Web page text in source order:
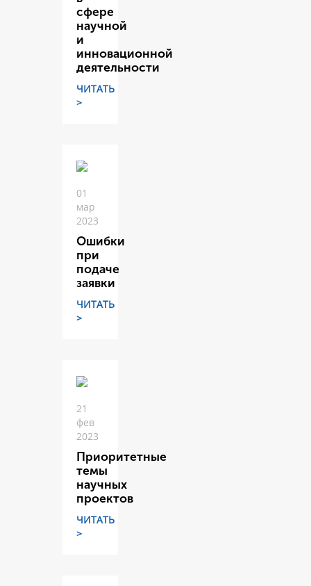
сфере
научной
и
инновационной
деятельности
ЧИТАТЬ
>
01
мар
2023
Ошибки
при
подаче
заявки
ЧИТАТЬ
>
21
фев
2023
Приоритетные
темы
научных
проектов
ЧИТАТЬ
>